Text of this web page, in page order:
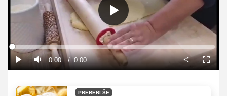
Predvajaj
Predvajaj
TihoCurrent
0:00 / Duration
0:00
Loaded:
0%
način
PREBERI ŠE